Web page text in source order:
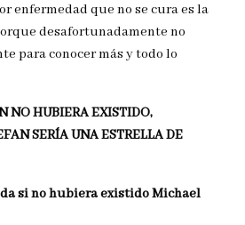
enfermedad que no se cura es la
desafortunadamente no
para conocer más y todo lo
NO HUBIERA EXISTIDO,
SERÍA UNA ESTRELLA DE
si no hubiera existido Michael